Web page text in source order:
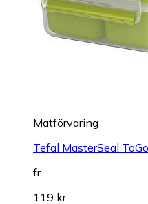
Matförvaring
Tefal MasterSeal
fr.
119 kr